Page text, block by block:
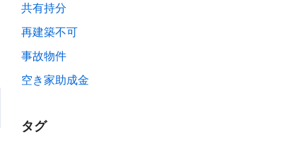
共有持分
再建築不可
事故物件
空き家助成金
タグ